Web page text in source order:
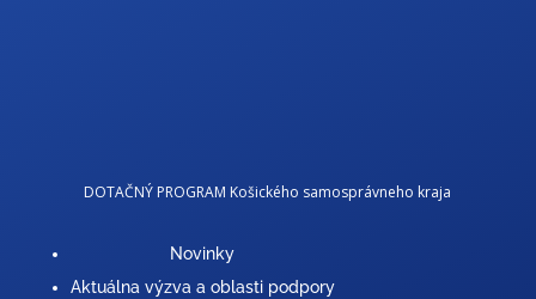
DOTAČNÝ PROGRAM Košického samosprávneho kraja
Novinky
Aktuálna výzva a oblasti podpory